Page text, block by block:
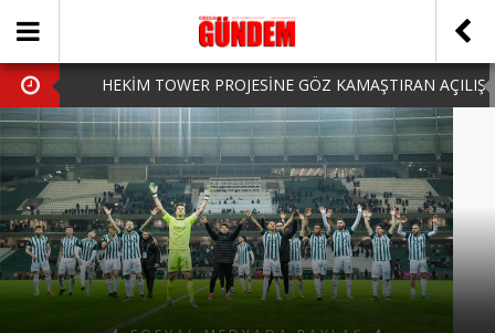
HEKİM TOWER PROJESİNE GÖZ KAMAŞTIRAN AÇILIŞ
AK PARTİ’DE YENİ YÜZLER
iPhone Arka Cam Değişimi ile Cihazınızı Koruyun
Hafta Sonu Şanlıurfa Çıkışlı Turlar Alternatifleri
HARUN CİCİ: VİDEOYU GÖRÜNCE GÖZLERİM DOLDU